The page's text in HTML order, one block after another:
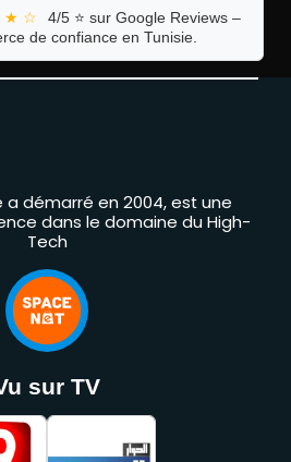
★ ☆
4/5 ⭐ sur Google Reviews –
de confiance en Tunisie.
a démarré en 2004, est une
dans le domaine du High-
Tech
sur TV